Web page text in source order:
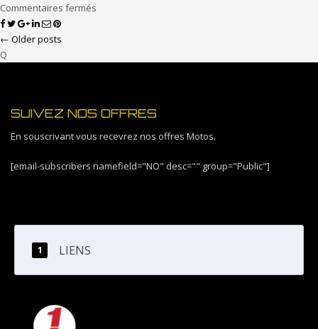
Commentaires fermés
← Older posts
Q
SUIVEZ NOS OFFRES
En souscrivant vous recevrez nos offres Motos.
[email-subscribers namefield="NO" desc="" group="Public"]
LIENS